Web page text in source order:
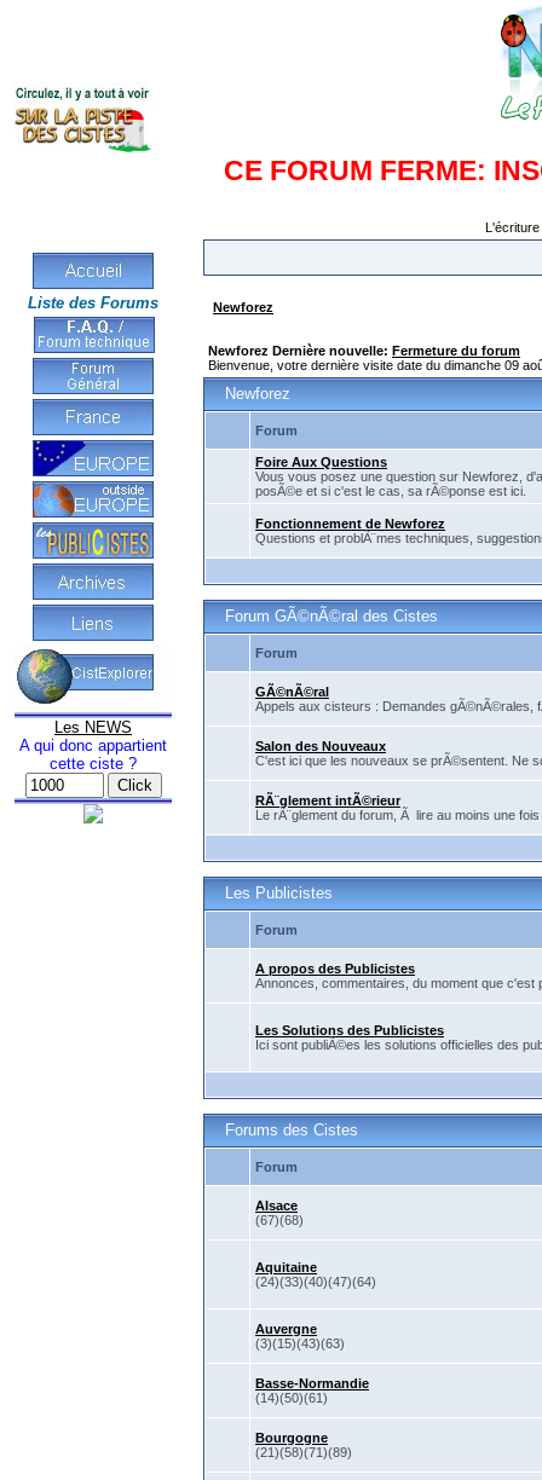
CE FORUM FERME:
Liste des Forums
Les NEWS
A qui donc appartient
cette ciste ?
Newforez
Newforez Dernière nouvelle: Fermeture du forum
Bienvenue, votre dernière visite date du dimanche 09
Newforez
Forum
Foire Aux Questions
Vous vous posez une question sur Newforez,
posÃ©e et si c'est le cas, sa rÃ©ponse est ici.
Fonctionnement de Newforez
Questions et problÃ¨mes techniques,
Forum GÃ©nÃ©ral des Cistes
Forum
GÃ©nÃ©ral
Appels aux cisteurs : Demandes gÃ©nÃ©rales,
Salon des Nouveaux
C'est ici que les nouveaux se prÃ©sentent. Ne
RÃ¨glement intÃ©rieur
Le rÃ¨glement du forum, Ã lire au moins une
Les Publicistes
Forum
A propos des Publicistes
Annonces, commentaires, du moment que
Les Solutions des Publicistes
Ici sont publiÃ©es les solutions officielles des
Forums des Cistes
Forum
Alsace
(67)(68)
Aquitaine
(24)(33)(40)(47)(64)
Auvergne
(3)(15)(43)(63)
Basse-Normandie
(14)(50)(61)
Bourgogne
(21)(58)(71)(89)